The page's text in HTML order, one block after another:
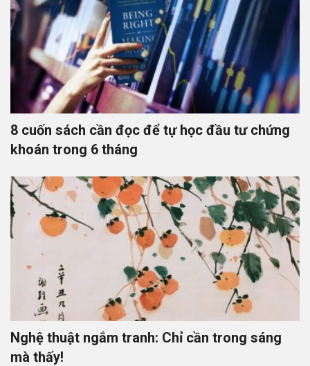
8 cuốn sách cần đọc để tự học đầu tư chứng
khoán trong 6 tháng
Nghệ thuật ngắm tranh: Chỉ cần trong sáng
mà thấy!